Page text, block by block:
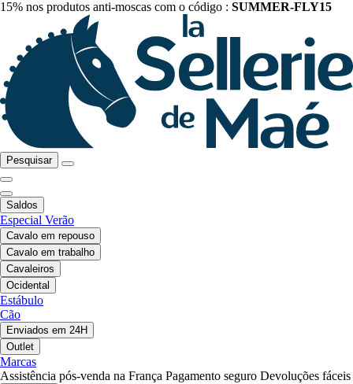
15% nos produtos anti-moscas com o código : SUMMER-FLY15
Pesquisar
Saldos
Especial Verão
Cavalo em repouso
Cavalo em trabalho
Cavaleiros
Ocidental
Estábulo
Cão
Enviados em 24H
Outlet
Marcas
Assistência pós-venda na França Pagamento seguro Devoluções fáceis